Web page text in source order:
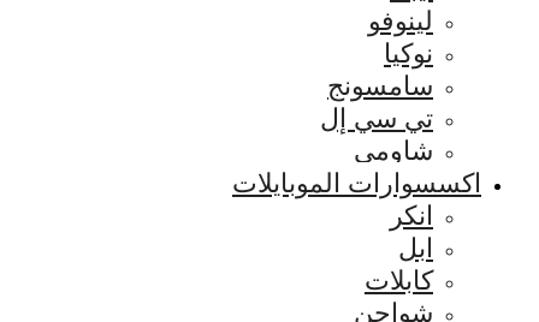
لينوفو
نوكيا
سامسونج
تي سي إل
شاومي
اكسسوارات الموبايلات
انكر
ابل
كابلات
شواحن